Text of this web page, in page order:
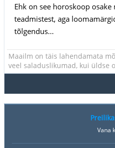
Ehk on see horoskoop osake
teadmistest, aga
tõlgendus...
Maailm on täis lahendamata
veel saladuslikumad, kui üldse
Vana